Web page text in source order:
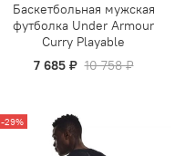
Баскетбольная мужская
футболка Under Armour
Curry Playable
7 685 ₽ 10 758 ₽
-29%